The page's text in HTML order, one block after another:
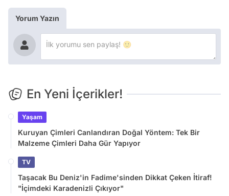
Yorum Yazın
En Yeni İçerikler!
Yaşam
Kuruyan Çimleri Canlandıran Doğal Yöntem: Tek Bir
Malzeme Çimleri Daha Gür Yapıyor
TV
Taşacak Bu Deniz'in Fadime'sinden Dikkat Çeken İtiraf!
"İçimdeki Karadenizli Çıkıyor"